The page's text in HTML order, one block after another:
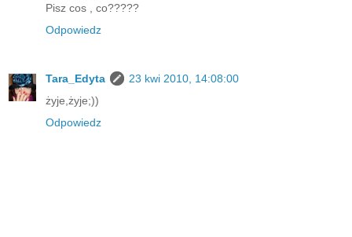
Pisz cos , co?????
Odpowiedz
Tara_Edyta
23 kwi 2010, 14:08:00
żyje,żyje;))
Odpowiedz